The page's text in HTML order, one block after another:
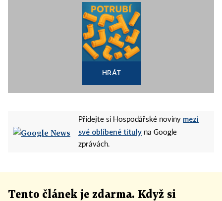
HRÁT
Přidejte si Hospodářské noviny mezi
své oblíbené tituly na Google
zprávách.
Tento článek je zdarma. Když si